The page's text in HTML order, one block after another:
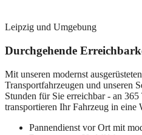
Leipzig und Umgebung
Durchgehende
Mit unseren modernst
Transportfahrzeugen und unseren
Stunden für Sie erreichbar - an
transportieren Ihr Fahrzeug in eine
Pannendienst vor Ort mit